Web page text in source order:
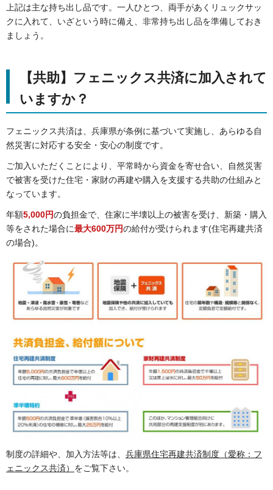
上記は主な持ち出し品です。一人ひとつ、両手があくリュックサッ
クに入れて、いざという時に備え、非常持ち出し品を準備しておき
ましょう。
【共助】フェニックス共済に加入されて
いますか？
フェニックス共済は、兵庫県が条例に基づいて実施し、あらゆる自
然災害に対応する安全・安心の制度です。
ご加入いただくことにより、平常時から資金を寄せ合い、自然災害
で被害を受けた住宅・家財の再建や購入を支援する共助の仕組みと
なっています。
年額5,000円の負担金で、住家に半壊以上の被害を受け、新築・購入
等をされた場合に最大600万円の給付が受けられます(住宅再建共済
の場合)。
制度の詳細や、加入方法等は、 兵庫県住宅再建共済制度（愛称：フ
ェニックス共済） をご覧下さい。